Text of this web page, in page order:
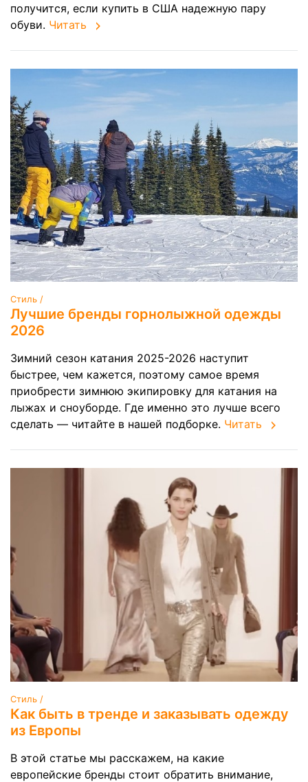
получится, если купить в США надежную пару
обуви. Читать
Стиль /
Лучшие бренды горнолыжной одежды
2026
Зимний сезон катания 2025-2026 наступит
быстрее, чем кажется, поэтому самое время
приобрести зимнюю экипировку для катания на
лыжах и сноуборде. Где именно это лучше всего
сделать — читайте в нашей подборке. Читать
Стиль /
Как быть в тренде и заказывать одежду
из Европы
В этой статье мы расскажем, на какие
европейские бренды стоит обратить внимание,